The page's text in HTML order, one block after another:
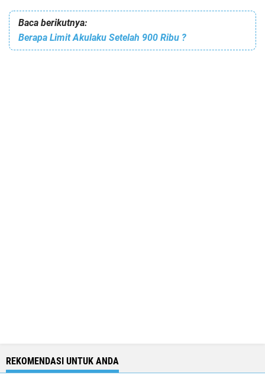
Baca berikutnya:
Berapa Limit Akulaku Setelah 900 Ribu ?
REKOMENDASI UNTUK ANDA